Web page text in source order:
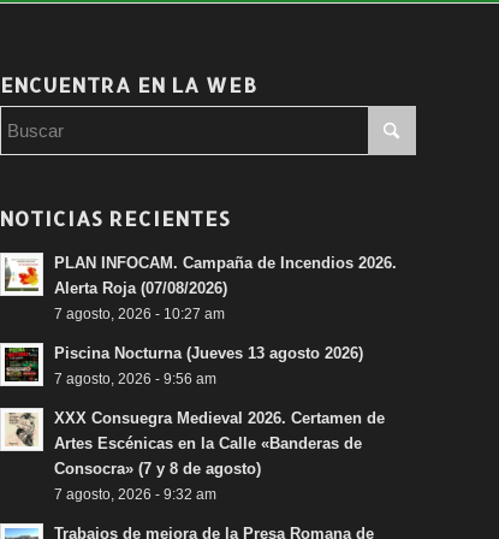
ENCUENTRA EN LA WEB
NOTICIAS RECIENTES
PLAN INFOCAM. Campaña de Incendios 2026.
Alerta Roja (07/08/2026)
7 agosto, 2026 - 10:27 am
Piscina Nocturna (Jueves 13 agosto 2026)
7 agosto, 2026 - 9:56 am
XXX Consuegra Medieval 2026. Certamen de
Artes Escénicas en la Calle «Banderas de
Consocra» (7 y 8 de agosto)
7 agosto, 2026 - 9:32 am
Trabajos de mejora de la Presa Romana de